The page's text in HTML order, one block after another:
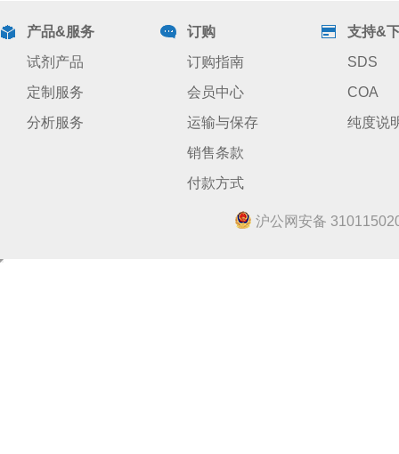
产品&服务
试剂产品
定制服务
分析服务
订购
订购指南
会员中心
运输与保存
销售条款
付款方式
支持&
SDS
COA
纯度说
沪公网安备